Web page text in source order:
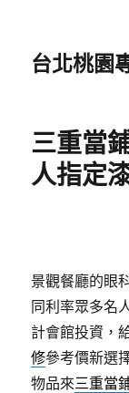
台北桃園
三重當
人指定
景觀餐廳的眼
同利率眾多名
計會館投資，
修參考價新選
物品來三重當